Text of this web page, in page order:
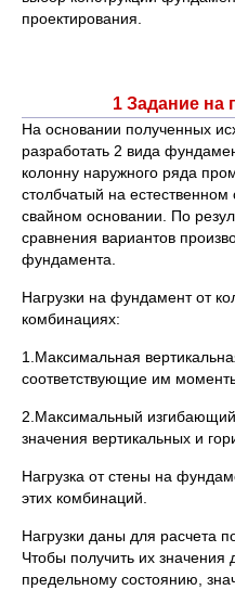
проектирования.
1 Задание на
На основании полученных
разработать 2 вида
колонну наружного ряда
столбчатый на естественном
свайном основании. По
сравнения вариантов
фундамента.
Нагрузки на фундамент от
комбинациях:
1.Максимальная
соответствующие им
2.Максимальный
значения вертикальных и
Нагрузка от стены на
этих комбинаций.
Нагрузки даны для расчета
Чтобы получить их значения
предельному состоянию,